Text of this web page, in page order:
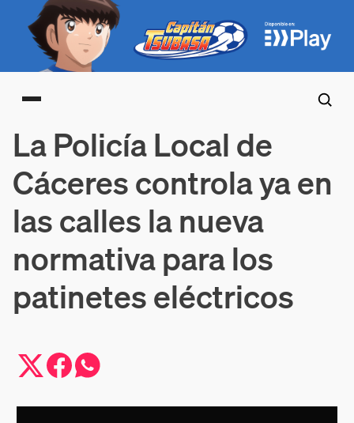
Main menu
La Policía Local de
Cáceres controla ya en
las calles la nueva
normativa para los
patinetes eléctricos